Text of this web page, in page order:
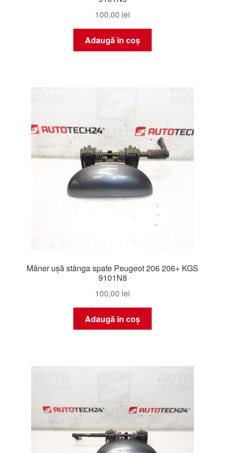
100,00 lei
Adaugă în coș
Mâner ușă stânga spate Peugeot 206 206+ KGS
9101N8
100,00 lei
Adaugă în coș